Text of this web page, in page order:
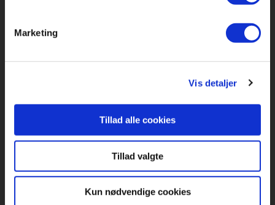
Marketing
Vis detaljer
Tillad alle cookies
Tillad valgte
Kun nødvendige cookies
Vognmagergade 11
CVR 76351910
Kontakt kundeservice
+45 70 22 66 69